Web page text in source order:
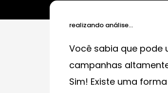
realizando análise…
Você sabia que pode
campanhas
Sim! Existe uma